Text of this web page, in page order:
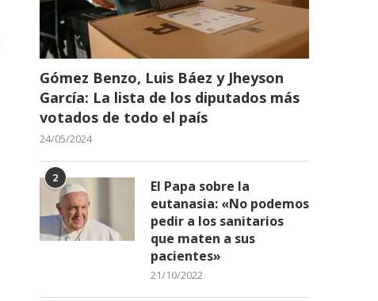
Gómez Benzo, Luis Báez y Jheyson
García: La lista de los diputados más
votados de todo el país
24/05/2024
2
El Papa sobre la
eutanasia: «No podemos
pedir a los sanitarios
que maten a sus
pacientes»
21/10/2022